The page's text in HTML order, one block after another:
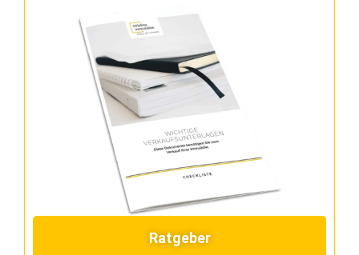
Ratgeber